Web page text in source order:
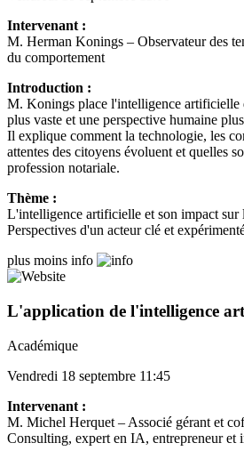
Intervenant :
M. Herman Konings – Observateur des
du comportement
Introduction :
M. Konings place l'intelligence artificielle
plus vaste et une perspective humaine
Il explique comment la technologie, les
attentes des citoyens évoluent et quelles
profession notariale.
Thème :
L'intelligence artificielle et son impact sur
Perspectives d'un acteur clé et
plus moins info
L'application de l'intelligence
Académique
Vendredi 18 septembre 11:45
Intervenant :
M. Michel Herquet – Associé gérant et
Consulting, expert en IA, entrepreneur et